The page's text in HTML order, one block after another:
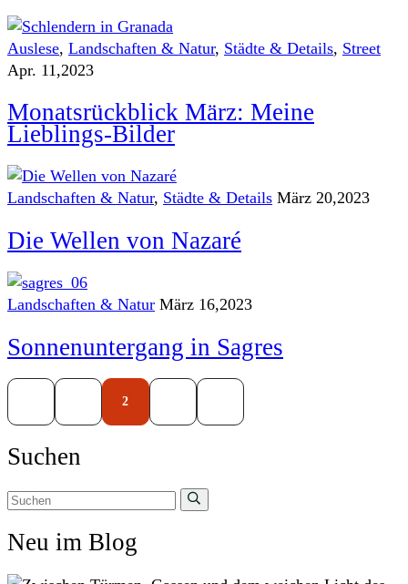
Auslese, Landschaften & Natur, Städte & Details, Street
Apr. 11,2023
Monatsrückblick März: Meine
Lieblings-Bilder
Landschaften & Natur, Städte & Details März 20,2023
Die Wellen von Nazaré
Landschaften & Natur März 16,2023
Sonnenuntergang in Sagres
2
Suchen
Neu im Blog